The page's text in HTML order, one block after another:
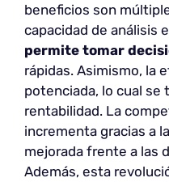
beneficios son
capacidad de análisis
permite tomar
rápidas. Asimismo, la
potenciada, lo cual se
rentabilidad. La
incrementa gracias a
mejorada frente a las
Además, esta